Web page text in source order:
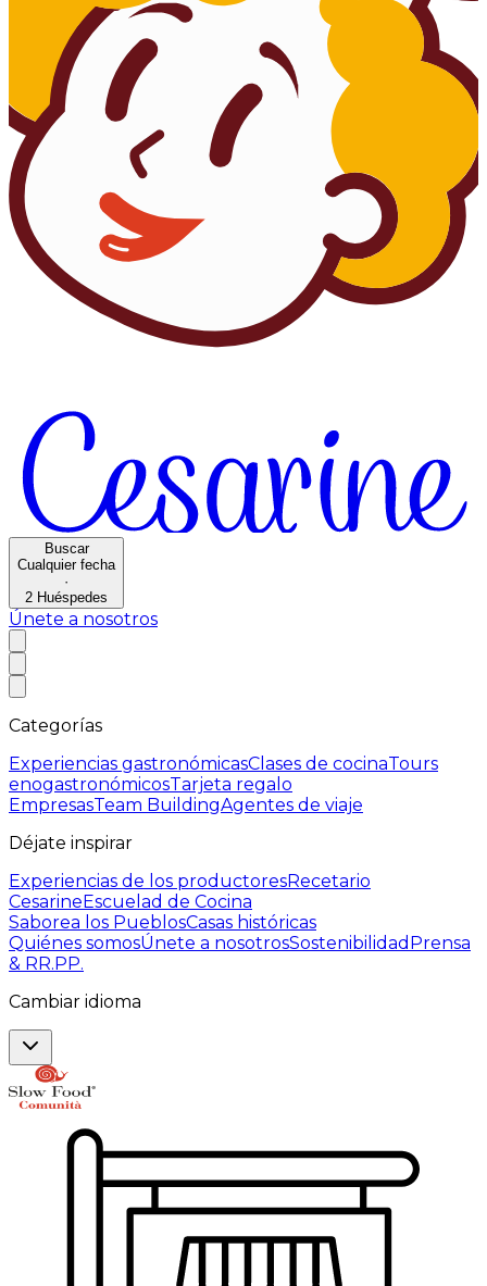
Buscar
Cualquier fecha
·
2 Huéspedes
Únete a nosotros
Categorías
Experiencias gastronómicasClases de cocinaTours
enogastronómicosTarjeta regalo
EmpresasTeam BuildingAgentes de viaje
Déjate inspirar
Experiencias de los productoresRecetario
CesarineEscuelad de Cocina
Saborea los PueblosCasas históricas
Quiénes somosÚnete a nosotrosSostenibilidad Prensa
& RR.PP.
Cambiar idioma